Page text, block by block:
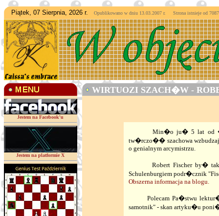
Piątek, 07 Sierpnia, 2026 r. Opublikowano w dniu 13.03.2007 r. Strona istnieje od
Jestem na Facebook'u
Jestem na platformie X
WIRTUOZI SZACH�W -
Min�o ju� 5 lat od
tw�rczo�� szachowa
o genialnym arcymistrzu.
Robert Fischer by� tak�e
Schulenburgiem podr�cznik
Obszerna informacja na blogu.
Polecam Pa�stwu lektur�
samotnik" - skan artyku�u